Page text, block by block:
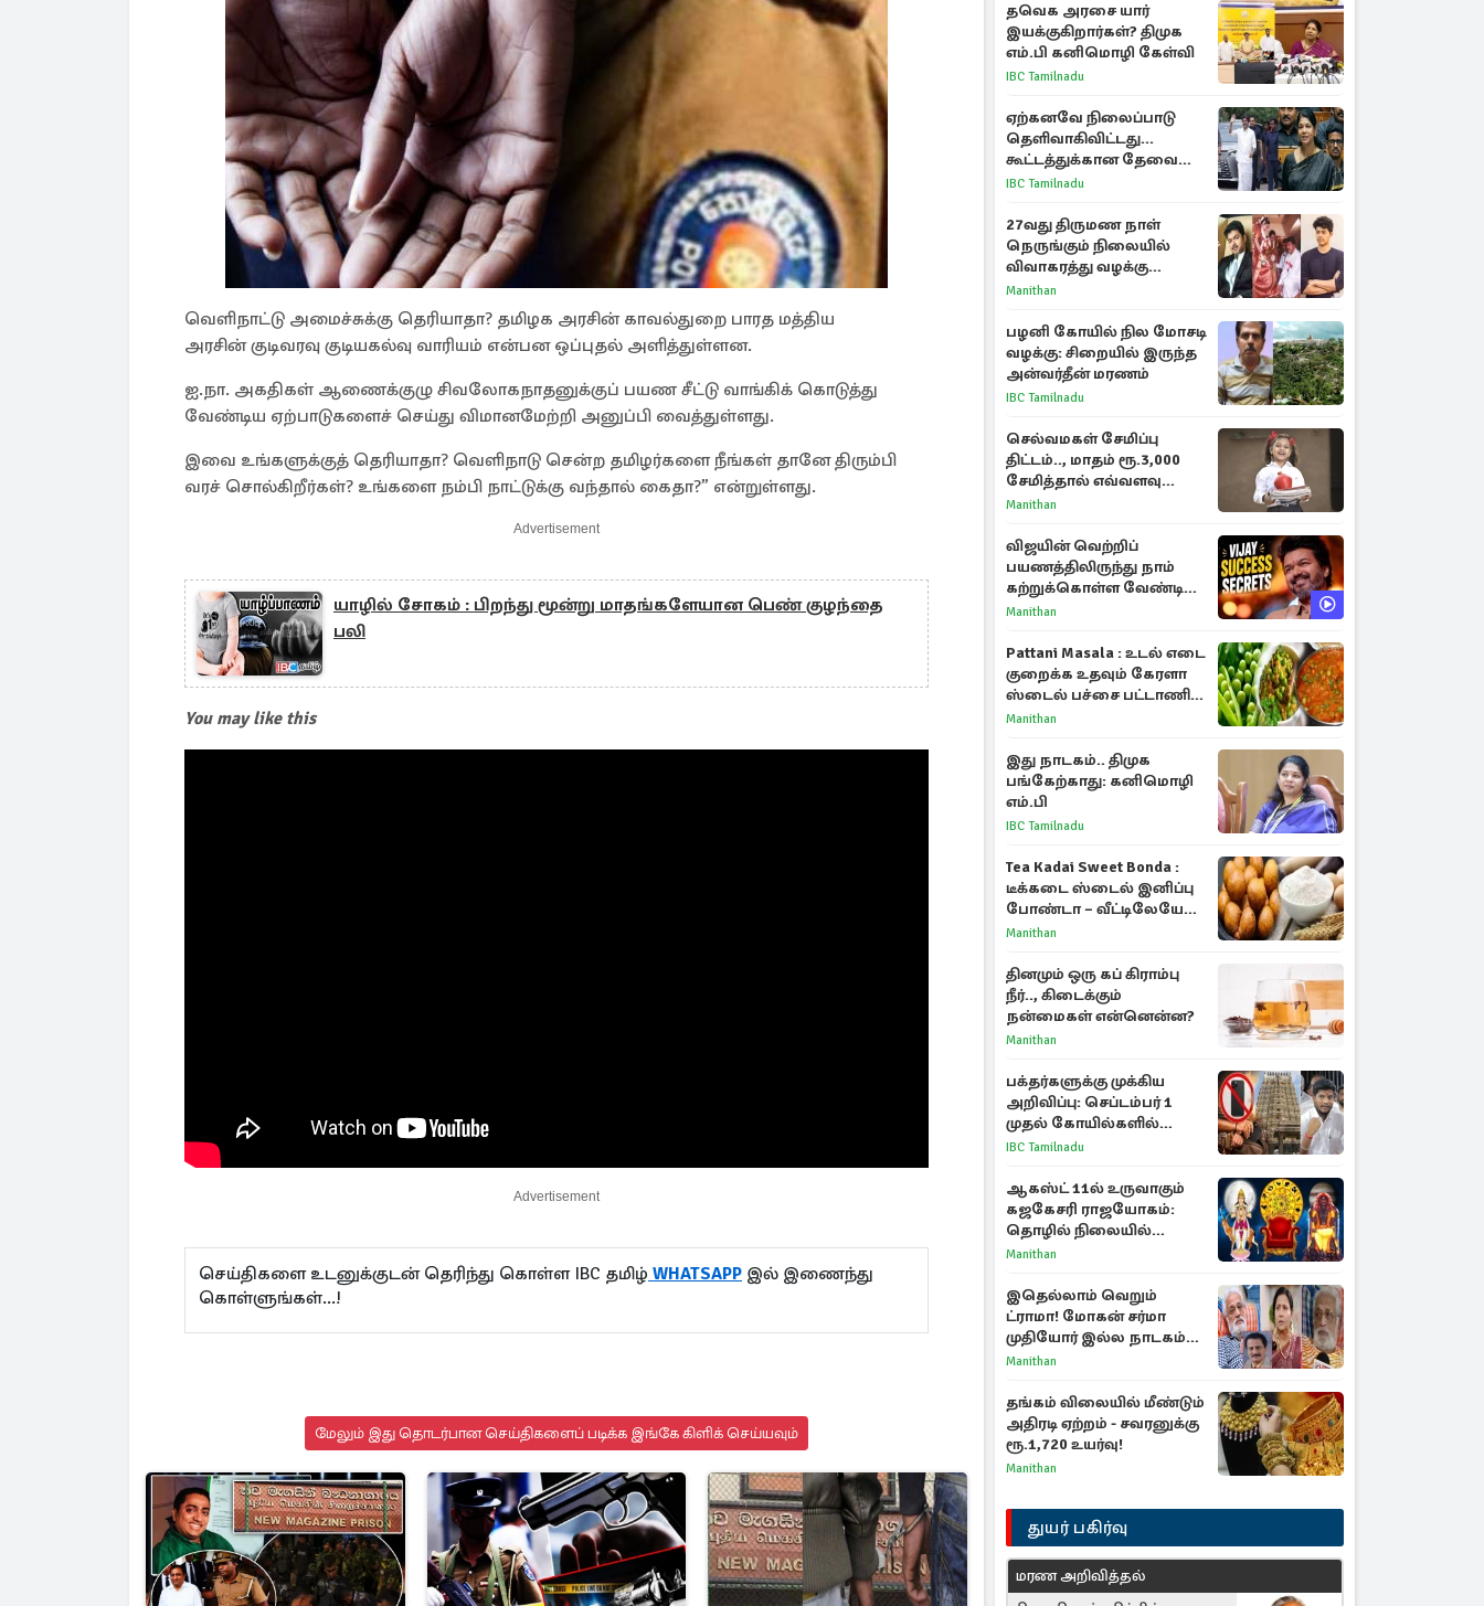
வெளிநாட்டு அமைச்சுக்கு தெரியாதா? தமிழக அரசின் காவல்துறை பாரத மத்திய
அரசின் குடிவரவு குடியகல்வு வாரியம் என்பன ஒப்புதல் அளித்துள்ளன.
ஐ.நா. அகதிகள் ஆணைக்குழு சிவலோகநாதனுக்குப் பயண சீட்டு வாங்கிக் கொடுத்து
வேண்டிய ஏற்பாடுகளைச் செய்து விமானமேற்றி அனுப்பி வைத்துள்ளது.
இவை உங்களுக்குத் தெரியாதா? வெளிநாடு சென்ற தமிழர்களை நீங்கள் தானே திரும்பி
வரச் சொல்கிறீர்கள்? உங்களை நம்பி நாட்டுக்கு வந்தால் கைதா?” என்றுள்ளது.
Advertisement
யாழில் சோகம் : பிறந்து மூன்று மாதங்களேயான பெண் குழந்தை
பலி
You may like this
Advertisement
செய்திகளை உடனுக்குடன் தெரிந்து கொள்ள IBC தமிழ் WHATSAPP இல் இணைந்து
கொள்ளுங்கள்...!
மேலும் இது தொடர்பான செய்திகளைப் படிக்க இங்கே கிளிக் செய்யவும்
தவெக அரசை யார்
இயக்குகிறார்கள்? திமுக
எம்.பி கனிமொழி கேள்வி
IBC Tamilnadu
ஏற்கனவே நிலைப்பாடு
தெளிவாகிவிட்டது...
கூட்டத்துக்கான தேவை
என்ன? - கனிமொழி
IBC Tamilnadu
27வது திருமண நாள்
நெருங்கும் நிலையில்
விவாகரத்து வழக்கு
வாபஸ்! விஜய்யுடன்
Manithan
பழனி கோயில் நில மோசடி
வழக்கு: சிறையில் இருந்த
அன்வர்தீன் மரணம்
IBC Tamilnadu
செல்வமகள் சேமிப்பு
திட்டம்.., மாதம் ரூ.3,000
சேமித்தால் எவ்வளவு
கிடைக்கும்?
Manithan
விஜயின் வெற்றிப்
பயணத்திலிருந்து நாம்
கற்றுக்கொள்ள வேண்டிய
முக்கிய 3 விடயங்கள்!
Manithan
Pattani Masala : உடல் எடை
குறைக்க உதவும் கேரளா
ஸ்டைல் பச்சை பட்டாணி
கிரேவி
Manithan
இது நாடகம்.. திமுக
பங்கேற்காது: கனிமொழி
எம்.பி
IBC Tamilnadu
Tea Kadai Sweet Bonda :
டீக்கடை ஸ்டைல் இனிப்பு
போண்டா – வீட்டிலேயே
செய்வது எப்படி?
Manithan
தினமும் ஒரு கப் கிராம்பு
நீர்.., கிடைக்கும்
நன்மைகள் என்னென்ன?
Manithan
பக்தர்களுக்கு முக்கிய
அறிவிப்பு: செப்டம்பர் 1
முதல் கோயில்களில்
மொபைலுக்கு தடை!
IBC Tamilnadu
ஆகஸ்ட் 11ல் உருவாகும்
கஜகேசரி ராஜயோகம்:
தொழில் நிலையில்
அதிர்ஷ்டம் பெறும் 3
Manithan
இதெல்லாம் வெறும்
ட்ராமா! மோகன் சர்மா
முதியோர் இல்ல நாடகம்
குறித்து குட்டி பத்மினி
Manithan
தங்கம் விலையில் மீண்டும்
அதிரடி ஏற்றம் - சவரனுக்கு
ரூ.1,720 உயர்வு!
Manithan
துயர் பகிர்வு
மரண அறிவித்தல்